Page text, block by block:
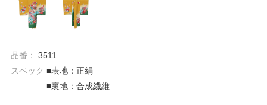
品番：
3511
スペック ■表地：正絹
■裏地：合成繊維